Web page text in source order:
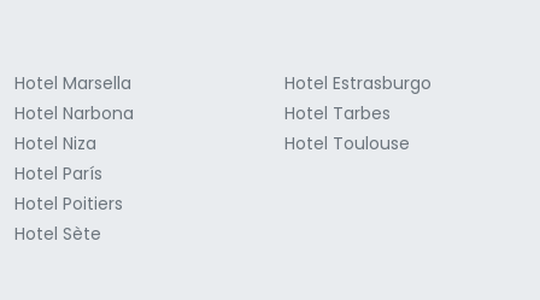
Hotel Marsella
Hotel Narbona
Hotel Niza
Hotel París
Hotel Poitiers
Hotel Sète
Hotel Estrasburgo
Hotel Tarbes
Hotel Toulouse